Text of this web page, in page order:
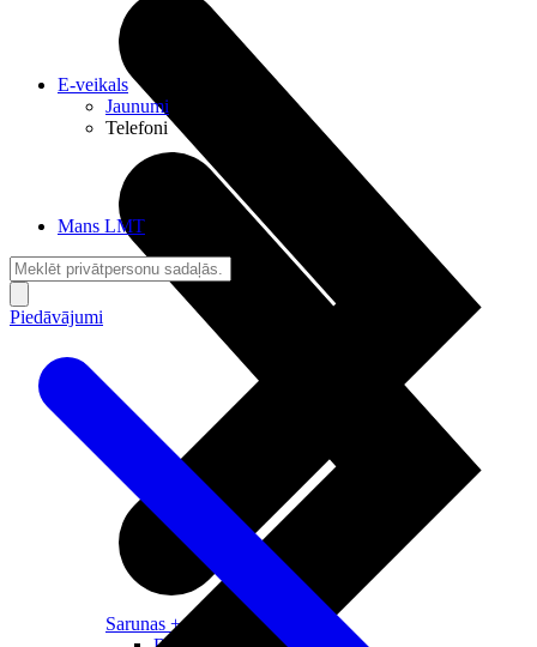
Sarunas + Internets
E-veikals
Jaunumi
Telefoni
Mans LMT
Piedāvājumi